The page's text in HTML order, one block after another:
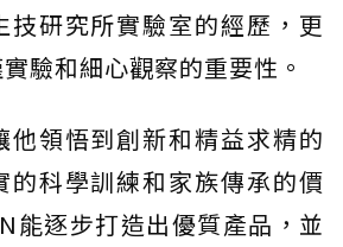
技研究所實驗室的經歷，更
驗和細心觀察的重要性。
他領悟到創新和精益求精的
的科學訓練和家族傳承的價
能逐步打造出優質產品，並